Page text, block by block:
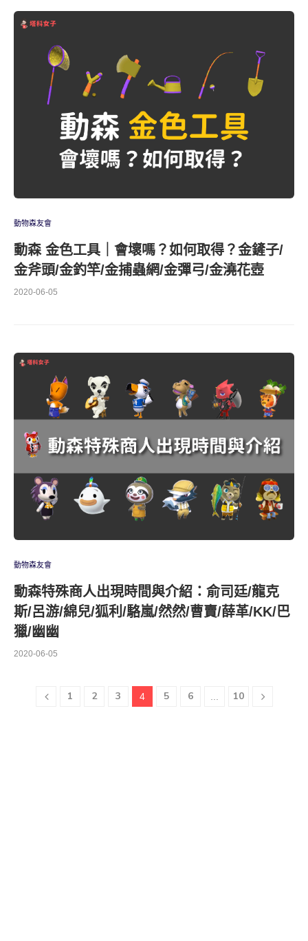
動物森友會
動森 金色工具｜會壞嗎？如何取得？金鏟子/
金斧頭/金釣竿/金捕蟲網/金彈弓/金澆花壺
2020-06-05
動物森友會
動森特殊商人出現時間與介紹：俞司廷/龍克
斯/呂游/綿兒/狐利/駱嵐/然然/曹賣/薛革/KK/巴
獵/幽幽
2020-06-05
1 2 3 4 5 6 10